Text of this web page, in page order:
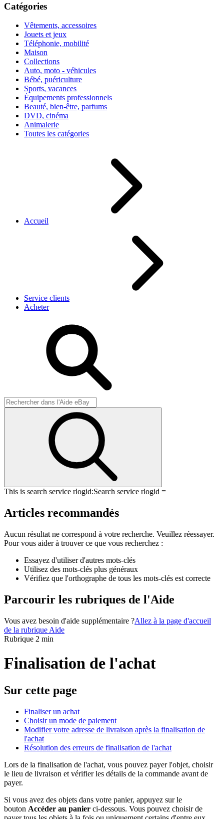
Catégories
Vêtements, accessoires
Jouets et jeux
Téléphonie, mobilité
Maison
Collections
Auto, moto - véhicules
Bébé, puériculture
Sports, vacances
Équipements professionnels
Beauté, bien-être, parfums
DVD, cinéma
Animalerie
Toutes les catégories
Accueil
Service clients
Acheter
This is search service rlogid:Search service rlogid =
Articles recommandés
Aucun résultat ne correspond à votre recherche. Veuillez réessayer.
Pour vous aider à trouver ce que vous recherchez :
Essayez d'utiliser d'autres mots-clés
Utilisez des mots-clés plus généraux
Vérifiez que l'orthographe de tous les mots-clés est correcte
Parcourir les rubriques de l'Aide
Vous avez besoin d'aide supplémentaire ?Allez à la page d'accueil
de la rubrique Aide
Rubrique 2 min
Finalisation de l'achat
Sur cette page
Finaliser un achat
Choisir un mode de paiement
Modifier votre adresse de livraison après la finalisation de
l'achat
Résolution des erreurs de finalisation de l'achat
Lors de la finalisation de l'achat, vous pouvez payer l'objet, choisir
le lieu de livraison et vérifier les détails de la commande avant de
payer.
Si vous avez des objets dans votre panier, appuyez sur le
bouton Accéder au panier ci-dessous. Vous pouvez choisir de